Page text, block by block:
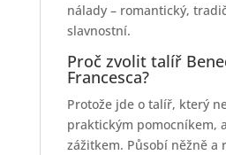
nálady – romantický,
slavnostní.
Proč zvolit talíř
Francesca?
Protože jde o talíř, který
praktickým pomocníkem,
zážitkem. Působí něžně a